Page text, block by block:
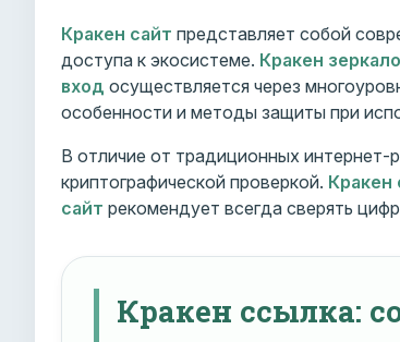
Кракен сайт представляет собой
доступа к экосистеме. Кракен зеркало
вход осуществляется через
особенности и методы защиты при
В отличие от традиционных интернет-
криптографической проверкой. Кракен
сайт рекомендует всегда сверять
Кракен ссылка: